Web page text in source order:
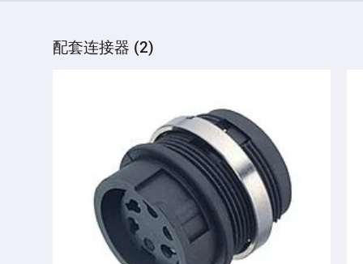
配套连接器 (2)